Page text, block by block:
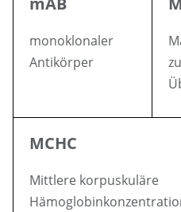
monoklonaler
Antikörper
MCHC
Mittlere korpuskuläre